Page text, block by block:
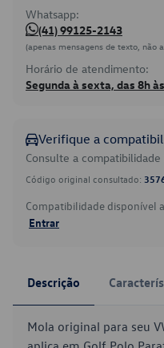
Whatsapp:
(41) 99125-2143
(apenas mensagens de texto, não
Horário de atendimento:
Segunda à sexta, das 8h
Verifique a
Consulte a
Código original consultado:
Compatibilidade disponível
Entrar
Descrição
Mola original para seu